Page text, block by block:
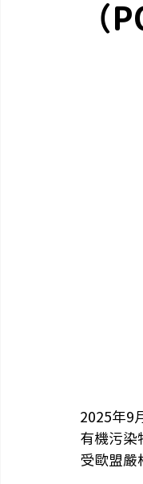
（
2025年9
有機污染
受歐盟嚴